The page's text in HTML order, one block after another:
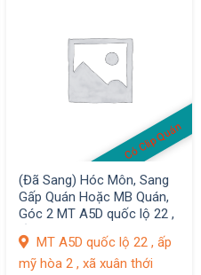
Có Clip Quán
(Đã Sang) Hóc Môn, Sang
Gấp Quán Hoặc MB Quán,
Góc 2 MT A5D quốc lộ 22 ,
đôngMT A5D quốc lộ 22 , ấp
mỹ hòa 2 , xã xuân thới